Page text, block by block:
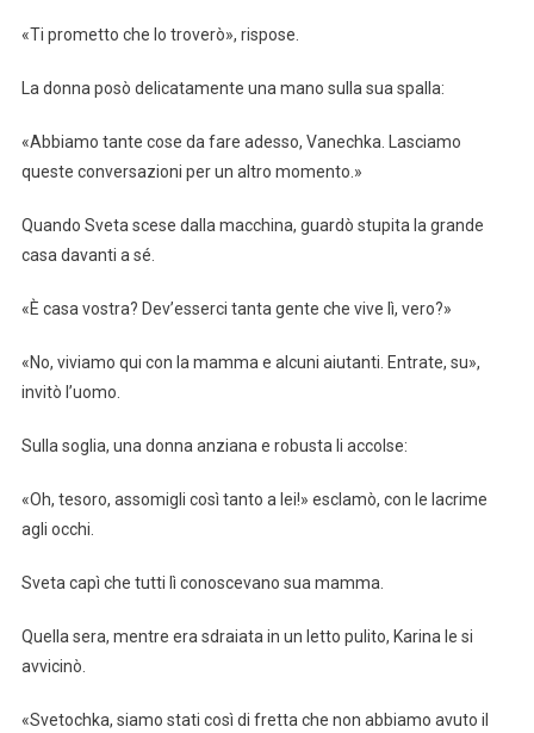
«Ti prometto che lo troverò», rispose.
La donna posò delicatamente una mano sulla sua spalla:
«Abbiamo tante cose da fare adesso, Vanechka. Lasciamo
queste conversazioni per un altro momento.»
Quando Sveta scese dalla macchina, guardò stupita la grande
casa davanti a sé.
«È casa vostra? Dev’esserci tanta gente che vive lì, vero?»
«No, viviamo qui con la mamma e alcuni aiutanti. Entrate, su»,
invitò l’uomo.
Sulla soglia, una donna anziana e robusta li accolse:
«Oh, tesoro, assomigli così tanto a lei!» esclamò, con le lacrime
agli occhi.
Sveta capì che tutti lì conoscevano sua mamma.
Quella sera, mentre era sdraiata in un letto pulito, Karina le si
avvicinò.
«Svetochka, siamo stati così di fretta che non abbiamo avuto il